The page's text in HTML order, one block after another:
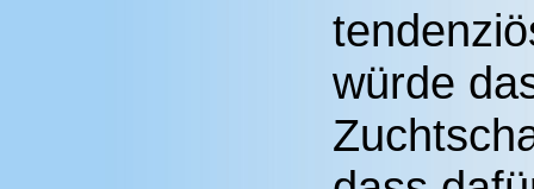
würde